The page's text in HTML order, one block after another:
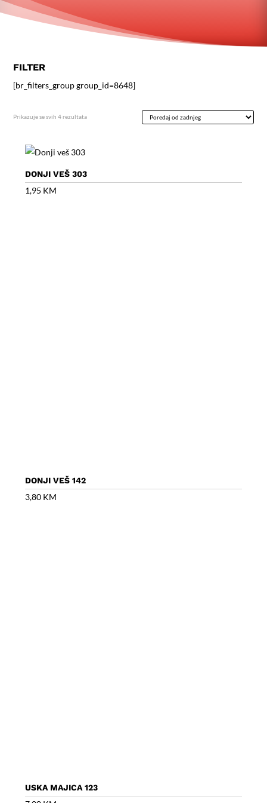
FILTER
[br_filters_group group_id=8648]
Prikazuje se svih 4 rezultataPoredano
DONJI VEŠ 303
1,95 KM
DONJI VEŠ 142
3,80 KM
USKA MAJICA 123